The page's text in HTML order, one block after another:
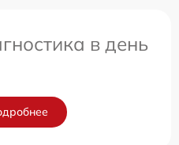
в день